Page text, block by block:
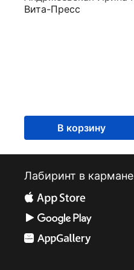
методическое
Вита-Пресс
В корзину
Лабиринт в кармане